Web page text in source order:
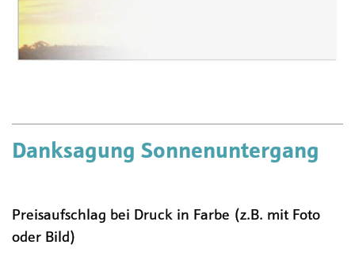
Danksagung Sonnenuntergang
Preisaufschlag bei Druck in Farbe (z.B. mit Foto
oder Bild)